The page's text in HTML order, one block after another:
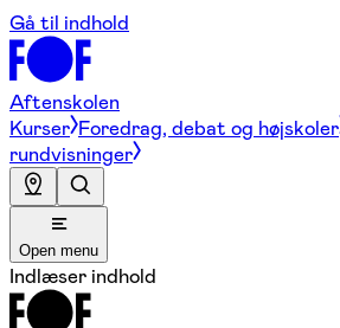
Gå til indhold
Aftenskolen
Kurser Foredrag, debat og højskoler
rundvisninger
Open menu
Indlæser indhold